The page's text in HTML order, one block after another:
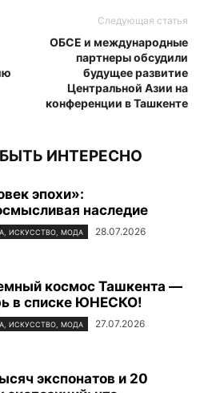
Следующая статья
ОБСЕ и международные
партнеры обсудили
будущее развитие
Центральной Азии на
конференции в Ташкенте
ИНТЕРЕСНО
эпохи»:
наследие
ИСКУССТВО, МОДА 28.07.2026
космос Ташкента —
в списке ЮНЕСКО!
ИСКУССТВО, МОДА 27.07.2026
экспонатов и 20